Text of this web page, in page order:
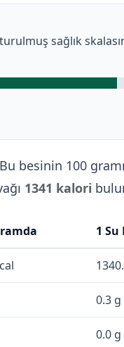
sağlık
Bu besinin 100
1341 kalori
1 Su
0.3 g
0.0 g